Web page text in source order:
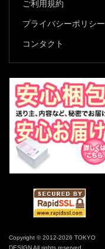
ご利用規約
プライバシーポリシー
コンタクト
Copyright © 2012-2026 TOKYO